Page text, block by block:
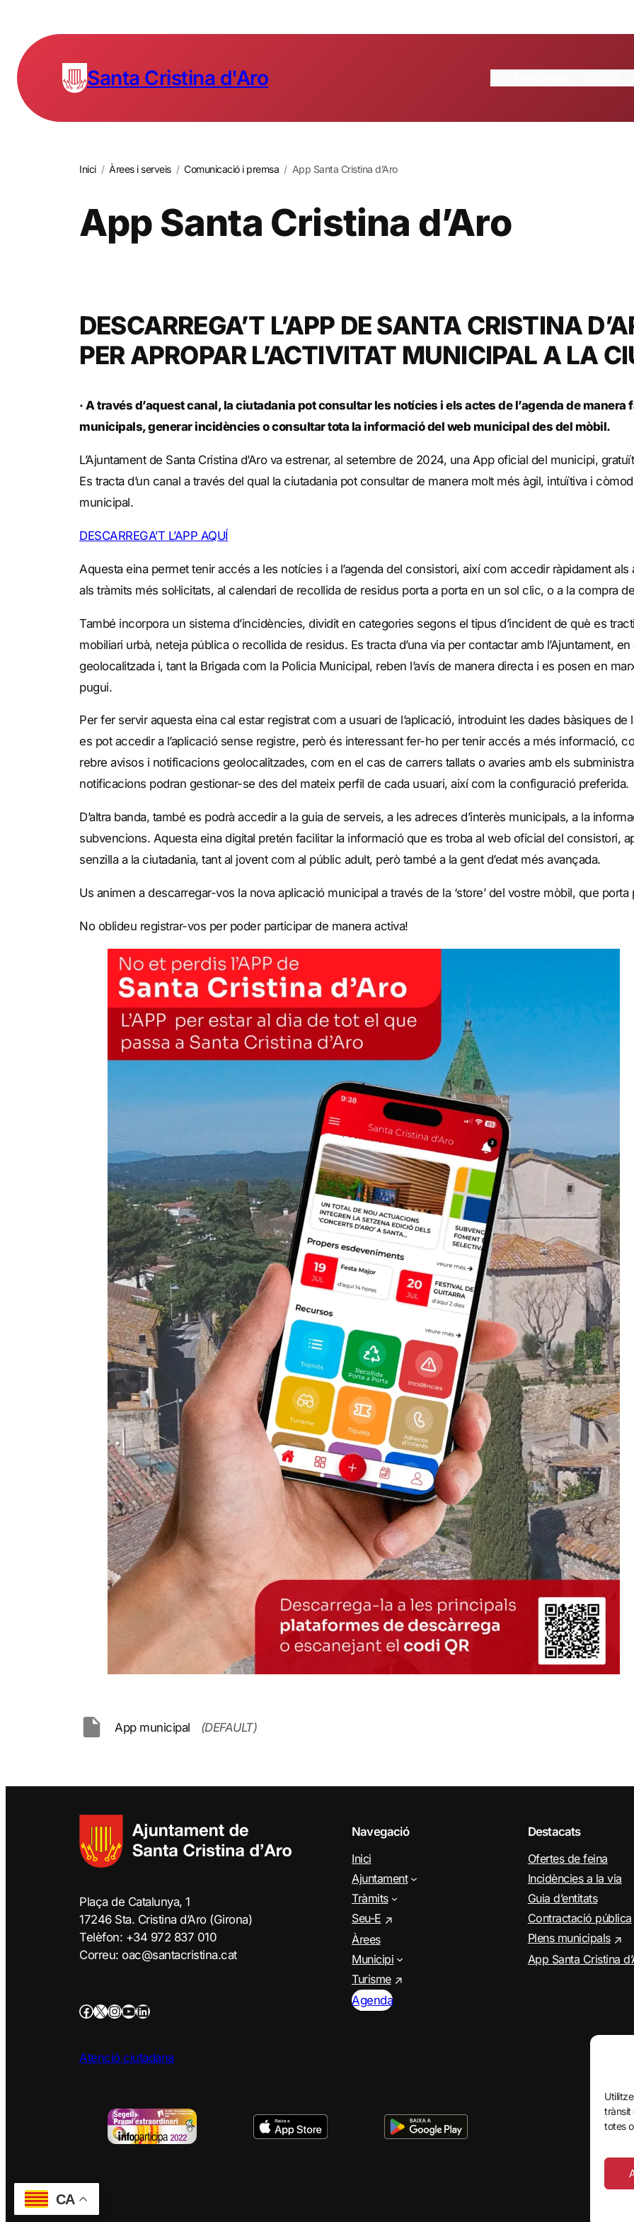
trànsit
totes
Santa Cristina d'Aro
Inici / Àrees i serveis / Comunicació i premsa / App Santa Cristina d’Aro
App Santa Cristina d’Aro
DESCARREGA’T L’APP DE SANTA CRISTINA
PER APROPAR L’ACTIVITAT MUNICIPAL A LA
· A través d’aquest canal, la ciutadania pot consultar les notícies i els actes de l’agenda de
municipals, generar incidències o consultar tota la informació del web municipal des del mòbil.
L’Ajuntament de Santa Cristina d’Aro va estrenar, al setembre de 2024, una App oficial del municipi,
Es tracta d’un canal a través del qual la ciutadania pot consultar de manera molt més àgil, intuïtiva i
municipal.
DESCARREGA’T L’APP AQUÍ
Aquesta eina permet tenir accés a les notícies i a l’agenda del consistori, així com accedir ràpidament
als tràmits més sol·licitats, al calendari de recollida de residus porta a porta en un sol clic, o a la compra
També incorpora un sistema d’incidències, dividit en categories segons el tipus d’incident de què es
mobiliari urbà, neteja pública o recollida de residus. Es tracta d’una via per contactar amb l’Ajuntament,
geolocalitzada i, tant la Brigada com la Policia Municipal, reben l’avís de manera directa i es posen en
pugui.
Per fer servir aquesta eina cal estar registrat com a usuari de l’aplicació, introduint les dades bàsiques de
es pot accedir a l’aplicació sense registre, però és interessant fer-ho per tenir accés a més informació,
rebre avisos i notificacions geolocalitzades, com en el cas de carrers tallats o avaries amb els
notificacions podran gestionar-se des del mateix perfil de cada usuari, així com la configuració preferida.
D’altra banda, també es podrà accedir a la guia de serveis, a les adreces d’interès municipals, a la
subvencions. Aquesta eina digital pretén facilitar la informació que es troba al web oficial del consistori,
senzilla a la ciutadania, tant al jovent com al públic adult, però també a la gent d’edat més avançada.
Us animen a descarregar-vos la nova aplicació municipal a través de la ‘store’ del vostre mòbil, que porta
No oblideu registrar-vos per poder participar de manera activa!
App municipal (DEFAULT)
Plaça de Catalunya, 1
17246 Sta. Cristina d’Aro (Girona)
Telèfon: +34 972 837 010
Correu: oac@santacristina.cat
Atenció ciutadana
Navegació
Inici
Ajuntament
Tràmits
Seu-E
Àrees
Municipi
Turisme
Agenda
Destacats
Ofertes de feina
Incidències a la via
Guia d’entitats
Contractació pública
Plens municipals
App Santa Cristina
CA